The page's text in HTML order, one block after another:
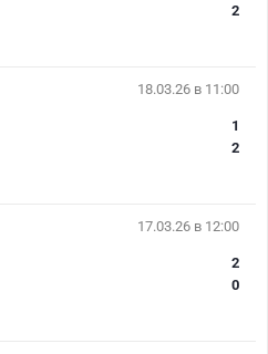
2
18.03.26 в 11:00
1
2
17.03.26 в 12:00
2
0